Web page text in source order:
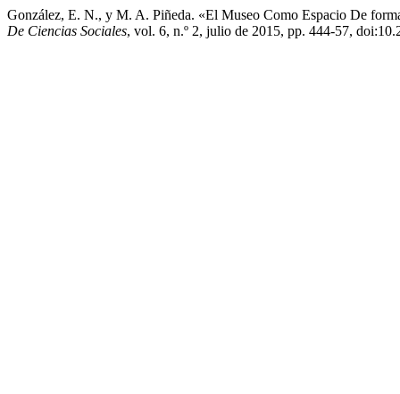
González, E. N., y M. A. Piñeda. «El Museo Como Espacio De
De Ciencias Sociales, vol. 6, n.º 2, julio de 2015, pp. 444-57,